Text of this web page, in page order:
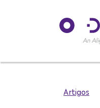
Artigos